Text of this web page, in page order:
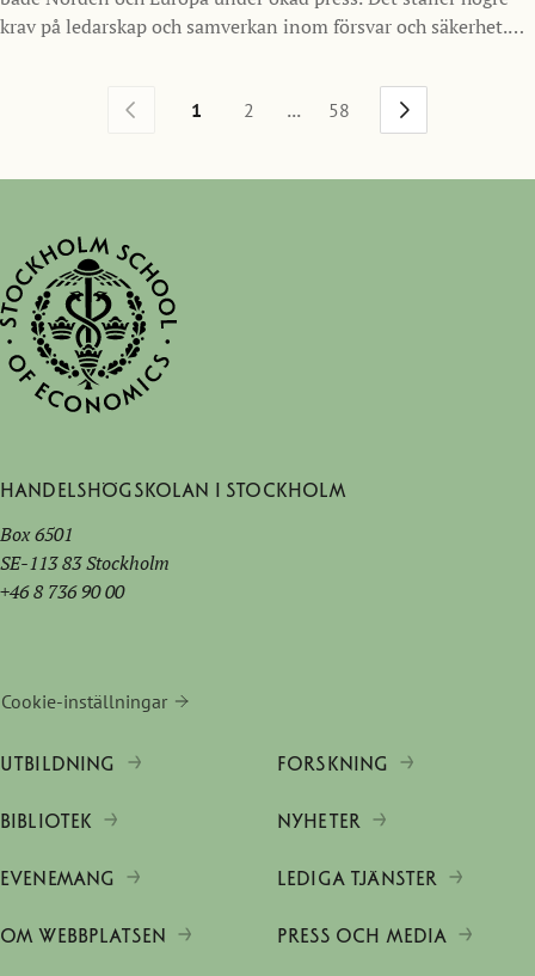
krav på ledarskap och samverkan inom försvar och säkerhet.
ett nytt samarbete med Försvarsmakten och lanserar SSE
Nordic Defense MBA, ett program för framtidens ledare inom
försvarssektorn i Norden med start hösten 2026.
1 2 ... 58
Handelshögskolan i Stockholm
Box 6501
SE-113 83 Stockholm
+46 8 736 90 00
Cookie-inställningar
UTBILDNING FORSKNING
BIBLIOTEK NYHETER
EVENEMANG LEDIGA TJÄNSTER
OM WEBBPLATSEN PRESS OCH MEDIA